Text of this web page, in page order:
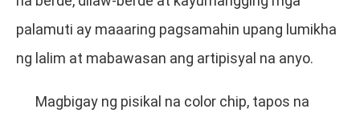
palamuti ay maaaring pagsamahin upang lumikha
ng lalim at mabawasan ang artipisyal na anyo.
Magbigay ng pisikal na color chip, tapos na